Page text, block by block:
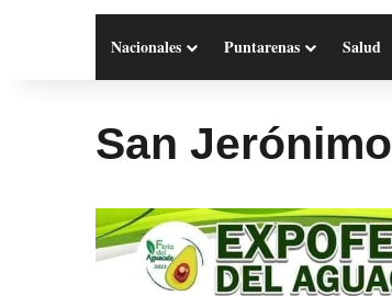
Nacionales Puntarenas Salud
San Jerónimo